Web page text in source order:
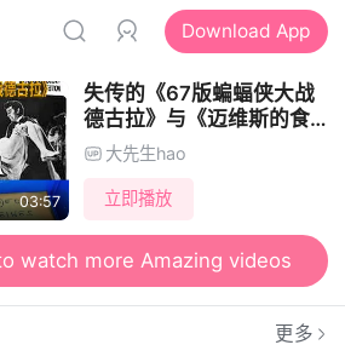
Download App
03:57
失传的《67版蝙蝠侠大战
德古拉》与《迈维斯的食人
录像》
大先生hao
立即播放
watch more Amazing videos
更多